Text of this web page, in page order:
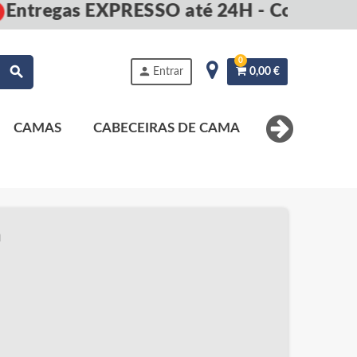
EXPRESSO até 24H - Compre
search person Entrar
0
0,00 €
CAMAS CABECEIRAS DE CAMA MESAS DE